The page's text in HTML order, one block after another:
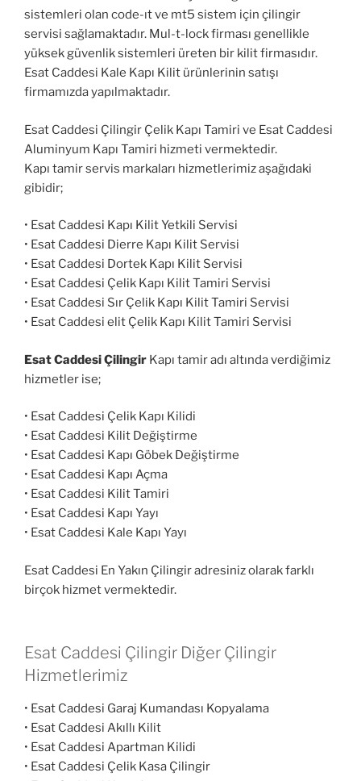
sistemleri olan code-ıt ve mt5 sistem için çilingir
servisi sağlamaktadır. Mul-t-lock firması genellikle
yüksek güvenlik sistemleri üreten bir kilit firmasıdır.
Esat Caddesi Kale Kapı Kilit ürünlerinin satışı
firmamızda yapılmaktadır.
Esat Caddesi Çilingir Çelik Kapı Tamiri ve Esat Caddesi
Aluminyum Kapı Tamiri hizmeti vermektedir.
Kapı tamir servis markaları hizmetlerimiz aşağıdaki
gibidir;
• Esat Caddesi Kapı Kilit Yetkili Servisi
• Esat Caddesi Dierre Kapı Kilit Servisi
• Esat Caddesi Dortek Kapı Kilit Servisi
• Esat Caddesi Çelik Kapı Kilit Tamiri Servisi
• Esat Caddesi Sır Çelik Kapı Kilit Tamiri Servisi
• Esat Caddesi elit Çelik Kapı Kilit Tamiri Servisi
Esat Caddesi Çilingir Kapı tamir adı altında verdiğimiz
hizmetler ise;
• Esat Caddesi Çelik Kapı Kilidi
• Esat Caddesi Kilit Değiştirme
• Esat Caddesi Kapı Göbek Değiştirme
• Esat Caddesi Kapı Açma
• Esat Caddesi Kilit Tamiri
• Esat Caddesi Kapı Yayı
• Esat Caddesi Kale Kapı Yayı
Esat Caddesi En Yakın Çilingir adresiniz olarak farklı
birçok hizmet vermektedir.
Esat Caddesi Çilingir Diğer Çilingir
Hizmetlerimiz
• Esat Caddesi Garaj Kumandası Kopyalama
• Esat Caddesi Akıllı Kilit
• Esat Caddesi Apartman Kilidi
• Esat Caddesi Çelik Kasa Çilingir